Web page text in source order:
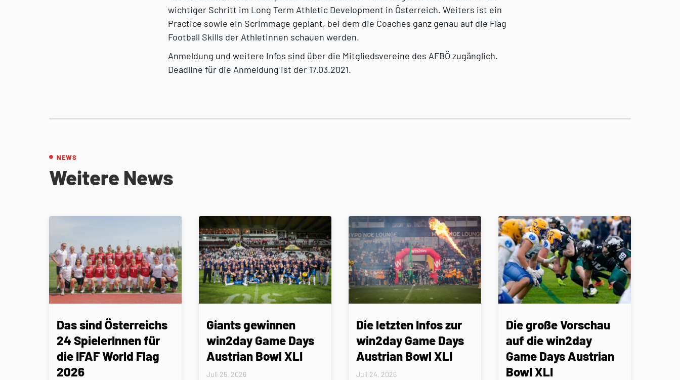
wichtiger Schritt im Long Term Athletic Development in Österreich. Weiters ist ein
Practice sowie ein Scrimmage geplant, bei dem die Coaches ganz genau auf die Flag
Football Skills der Athletinnen schauen werden.
Anmeldung und weitere Infos sind über die Mitgliedsvereine des AFBÖ zugänglich.
Deadline für die Anmeldung ist der 17.03.2021.
NEWS
Weitere News
Das sind Österreichs
24 SpielerInnen für
die IFAF World Flag
2026
Giants gewinnen
win2day Game Days
Austrian Bowl XLI
Juli 25, 2026
Die letzten Infos zur
win2day Game Days
Austrian Bowl XLI
Juli 24, 2026
Die große Vorschau
auf die win2day
Game Days Austrian
Bowl XLI